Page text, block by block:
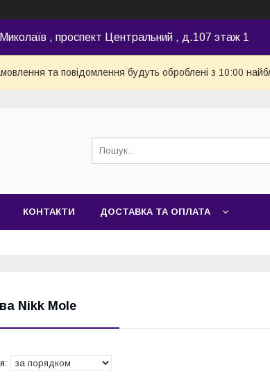
, проспект Центральний , д.107 этаж 1
та повідомлення будуть оброблені з 10:00
КОНТАКТИ ДОСТАВКА ТА ОПЛАТА
Nikk Mole